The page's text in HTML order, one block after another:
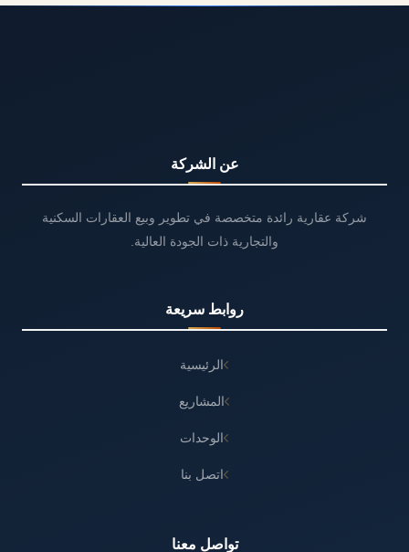
عن الشركة
شركة عقارية رائدة متخصصة في تطوير وبيع العقارات السكنية
والتجارية ذات الجودة العالية.
روابط سريعة
الرئيسية
المشاريع
الوحدات
اتصل بنا
تواصل معنا